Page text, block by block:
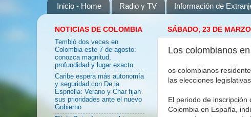
Inicio - Home Radio y TV Información de
SÁBADO, 23 DE
Los colombianos
os colombianos
las elecciones
El periodo de
Colombia en España,
NOTICIAS DE COLOMBIA
Tembló dos veces en
Colombia este 7 de agosto:
conozca magnitud,
profundidad y lugar exacto
Caribe espera más autonomía
y seguridad con De la
Espriella: Verano y Char fijan
sus prioridades ante el nuevo
Gobierno